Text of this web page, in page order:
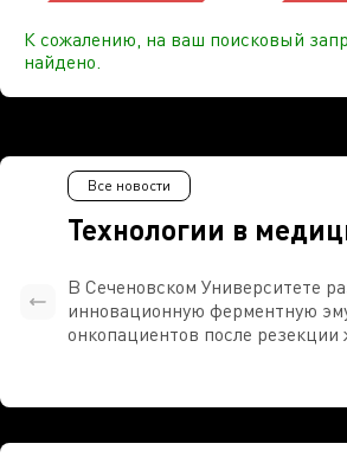
К сожалению, на ваш поисковый
найдено.
Технологии в
Все новости
В Сеченовском Университете
инновационную ферментную
онкопациентов после резекции